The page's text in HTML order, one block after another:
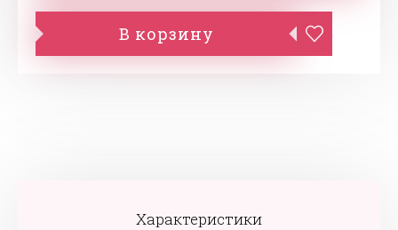
В корзину
Характеристики